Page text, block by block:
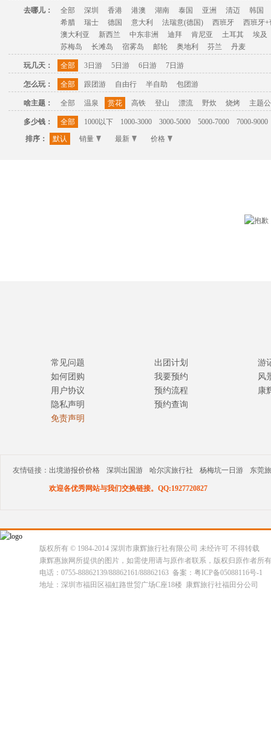
去哪儿： 全部 深圳 香港 港澳 湖南 泰国 亚洲 清迈
韩国
希腊
瑞士 德国 意大利 法瑞意(德国) 西班牙
西班牙+
澳大利亚
新西兰 中东非洲 迪拜 肯尼亚 土耳其
埃及
苏梅岛
长滩岛 宿雾岛 邮轮 奥地利 芬兰 丹麦
玩几天： 全部 3日游 5日游 6日游 7日游
怎么玩： 全部 跟团游 自由行 半自助 包团游
啥主题： 全部 温泉 赏花 高铁 登山 漂流 野炊 烧烤 主题
多少钱： 全部 1000以下 1000-3000 3000-5000 5000-7000
7000-9000
排序：
默认 销量 最新 价格
常见问题
如何团购
用户协议
隐私声明
免责声明
出团计划
我要预约
预约流程
预约查询
游
风
康
友情链接： 出境游报价价格 深圳出国游 哈尔滨旅行社 杨梅坑一日游 东莞
欢迎各优秀网站与我们交换链接。QQ:1927720827
版权所有 © 1984-2014 深圳市康辉旅行社有限公司 未经许可 不得转载
康辉惠旅网所提供的图片，如需使用请与原作者联系，版权归原作者所
电话：0755-88862139/88862161/88862163 备案：粤ICP备05088116号-1
地址：深圳市福田区福虹路世贸广场C座18楼 康辉旅行社福田分公司